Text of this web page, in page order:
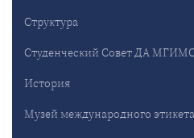
Структура
Студенческий Совет ДА
История
Музей международного